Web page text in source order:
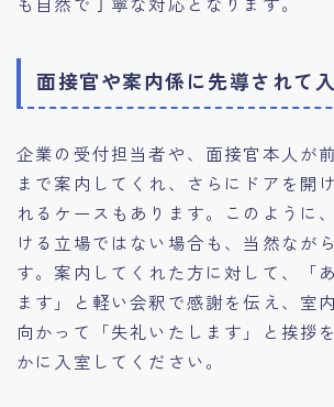
面接官や案内係に先導されて
企業の受付担当者や、面接官本人が
まで案内してくれ、さらにドアを開
れるケースもあります。このように
ける立場ではない場合も、当然なが
す。案内してくれた方に対して、「
ます」と軽い会釈で感謝を伝え、室
向かって「失礼いたします」と挨拶
かに入室してください。